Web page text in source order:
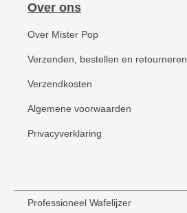
Over ons
Over Mister Pop
Verzenden, bestellen en retourneren
Verzendkosten
Algemene voorwaarden
Privacyverklaring
Professioneel Wafelijzer